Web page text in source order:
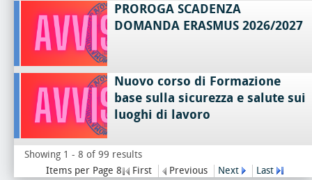
PROROGA SCADENZA
DOMANDA ERASMUS 2026/2027
Nuovo corso di Formazione
base sulla sicurezza e salute sui
luoghi di lavoro
Showing 1 - 8 of 99 results
Items per Page 8
First Previous Next Last